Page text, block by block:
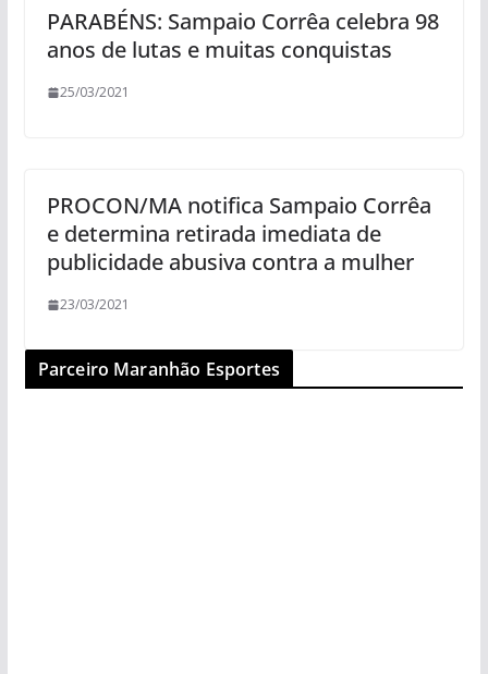
PARABÉNS: Sampaio Corrêa celebra 98
anos de lutas e muitas conquistas
25/03/2021
PROCON/MA notifica Sampaio Corrêa
e determina retirada imediata de
publicidade abusiva contra a mulher
23/03/2021
Parceiro Maranhão Esportes